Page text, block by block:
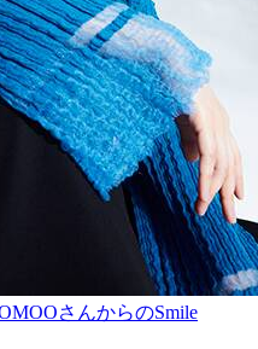
さんからのSmile